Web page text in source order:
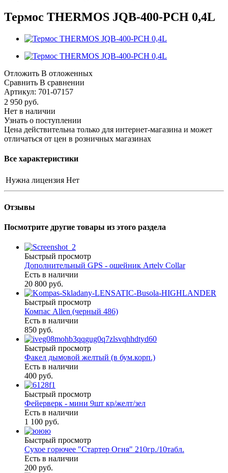
Термос THERMOS JQB-400-PCH 0,4L
Отложить В отложенных
Сравнить В сравнении
Артикул: 701-07157
2 950 руб.
Нет в наличии
Узнать о поступлении
Цена действительна только для интернет-магазина и может
отличаться от цен в розничных магазинах
Все характеристики
Нужна лицензия Нет
Отзывы
Посмотрите другие товары из этого раздела
Быстрый просмотр
Дополнительный GPS - ошейник Artelv Collar
Есть в наличии
20 800 руб.
Быстрый просмотр
Компас Allen (черный 486)
Есть в наличии
850 руб.
Быстрый просмотр
Факел дымовой желтый (в бум.корп.)
Есть в наличии
400 руб.
Быстрый просмотр
Фейерверк - мини 9шт кр/желт/зел
Есть в наличии
1 100 руб.
Быстрый просмотр
Сухое горючее "Стартер Огня" 210гр./10табл.
Есть в наличии
200 руб.